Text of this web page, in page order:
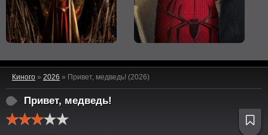
Киного » 2026 » Привет, медведь! (2026)
Привет, медведь!